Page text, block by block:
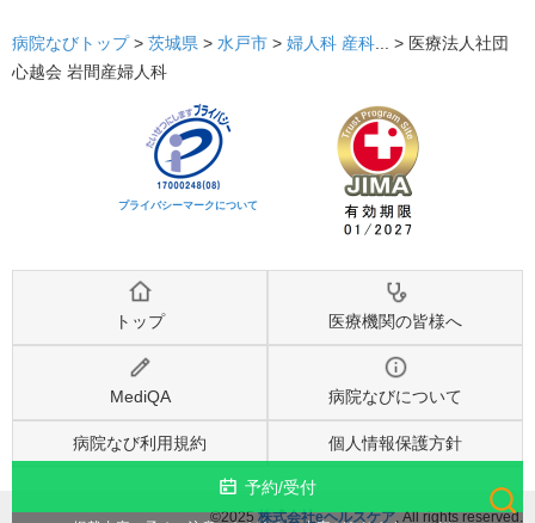
予約/受付
病院なびトップ> 茨城県 > 水戸市 > 婦人科 産科 ... > 医療法人社団
心越会 岩間産婦人科
プライバシーマークについて
トップ 医療機関の皆様へ
MediQA 病院なびについて
病院なび利用規約 個人情報保護方針
©2025 株式会社eヘルスケア, All rights reserved.